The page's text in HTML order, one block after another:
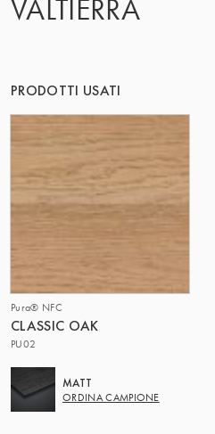
VALTIERRA
PRODOTTI USATI
Pura® NFC
CLASSIC OAK
PU02
MATT
ORDINA CAMPIONE